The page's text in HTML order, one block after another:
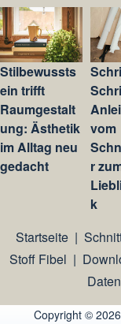
Stilbewussts
ein trifft
Raumgestalt
ung: Ästhetik
im Alltag neu
gedacht
vom
r
k
Startseite|
Stoff Fibel |
Copyright ©